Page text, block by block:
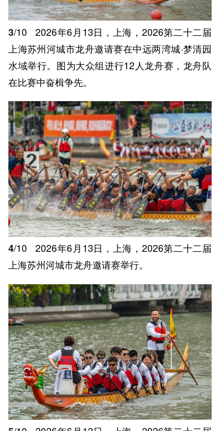
3/10
2026年6月13日，上海，2026第二十二届
上海苏州河城市龙舟邀请赛在中远两湾城·梦清园
水域举行。图为大众组进行12人龙舟赛，龙舟队
在比赛中奋楫争先。
4/10
2026年6月13日，上海，2026第二十二届
上海苏州河城市龙舟邀请赛举行。